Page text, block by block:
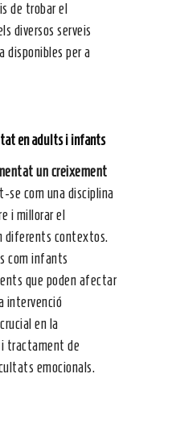
de trobar el
diversos serveis
disponibles per a
en adults i infants
un creixement
se com una disciplina
i millorar el
diferents contextos.
com infants
que poden afectar
intervenció
en la
tractament de
emocionals.